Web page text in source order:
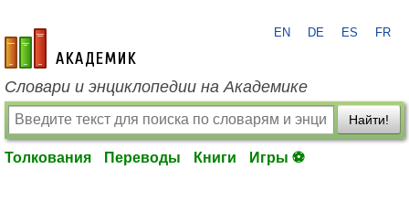
academic.ru
EN DE ES FR
Словари и энциклопедии на Академике
Найти!
Толкования Переводы Книги Игры ⚽